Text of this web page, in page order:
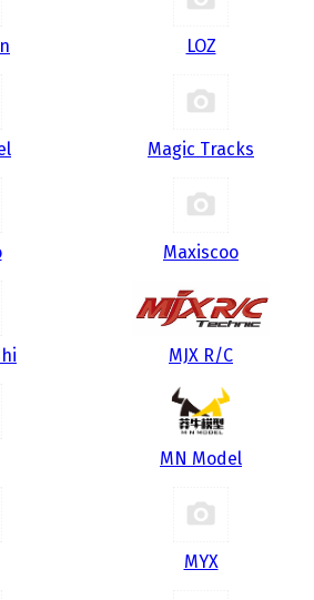
LOZ
Magic Tracks
Maxiscoo
MJX R/C
MN Model
MYX